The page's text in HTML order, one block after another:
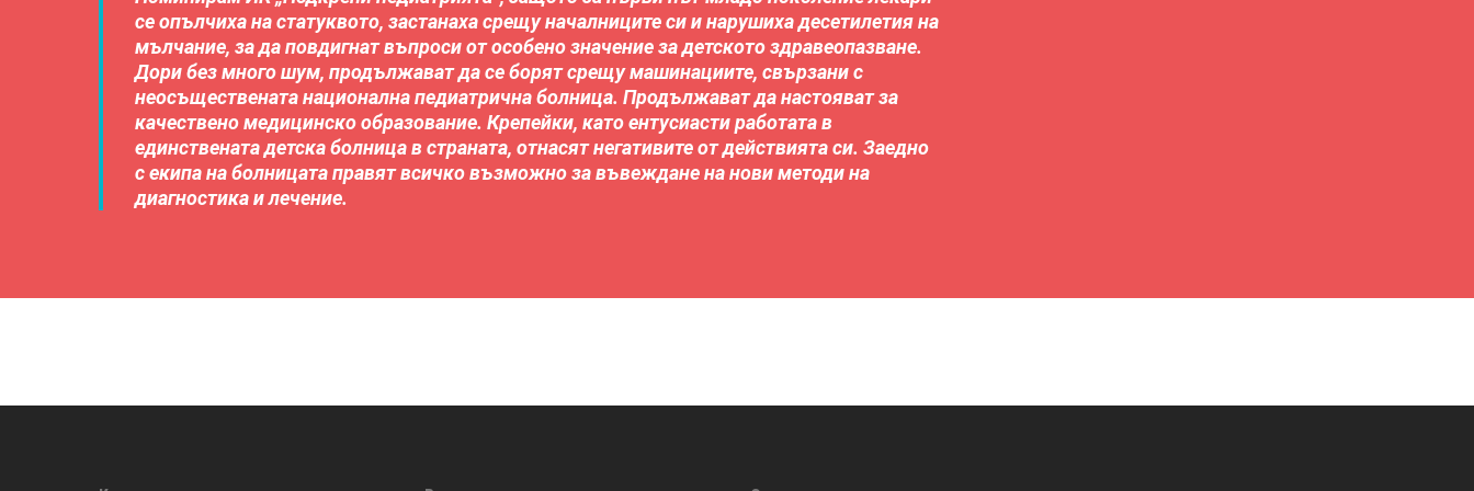
се опълчиха на статуквото, застанаха срещу началниците си и нарушиха десетилетия на
мълчание, за да повдигнат въпроси от особено значение за детското здравеопазване.
Дори без много шум, продължават да се борят срещу машинациите, свързани с
неосъществената национална педиатрична болница. Продължават да настояват за
качествено медицинско образование. Крепейки, като ентусиасти работата в
единствената детска болница в страната, отнасят негативите от действията си. Заедно
с екипа на болницата правят всичко възможно за въвеждане на нови методи на
диагностика и лечение.